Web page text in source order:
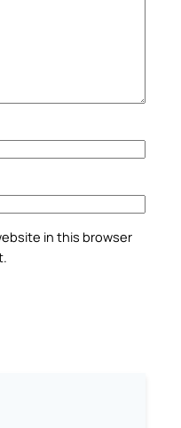
in this browser